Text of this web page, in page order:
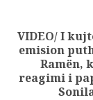
Previous
post:
Next
post:
VIDEO/ I
emision
Ramën,
reagimi i